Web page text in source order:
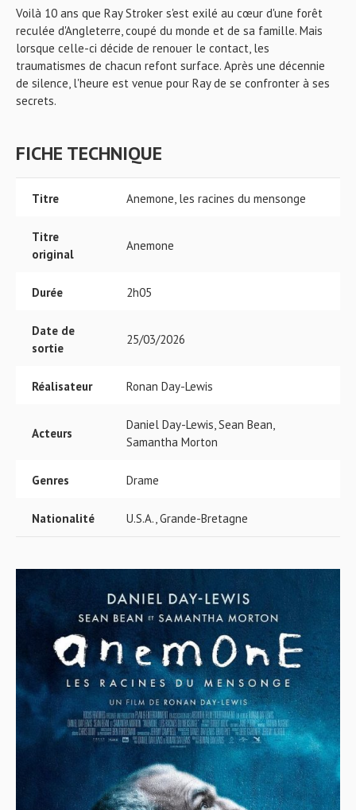
Voilà 10 ans que Ray Stroker s'est exilé au cœur d'une forêt
reculée d'Angleterre, coupé du monde et de sa famille. Mais
lorsque celle-ci décide de renouer le contact, les
traumatismes de chacun refont surface. Après une décennie
de silence, l'heure est venue pour Ray de se confronter à ses
secrets.
FICHE TECHNIQUE
Titre Anemone, les racines du mensonge
Titre
original
Anemone
Durée 2h05
Date de
sortie
25/03/2026
Réalisateur Ronan Day-Lewis
Acteurs
Daniel Day-Lewis, Sean Bean,
Samantha Morton
Genres Drame
Nationalité U.S.A., Grande-Bretagne